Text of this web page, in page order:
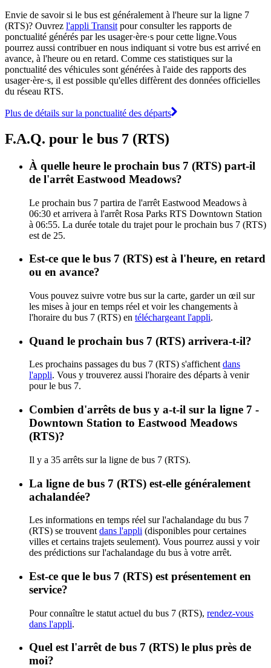
Envie de savoir si le bus est généralement à l'heure sur la ligne 7
(RTS)? Ouvrez l'appli Transit pour consulter les rapports de
ponctualité générés par les usager·ère·s pour cette ligne.Vous
pourrez aussi contribuer en nous indiquant si votre bus est arrivé en
avance, à l'heure ou en retard. Comme ces statistiques sur la
ponctualité des véhicules sont générées à l'aide des rapports des
usager·ère·s, il est possible qu'elles diffèrent des données officielles
du réseau RTS.
Plus de détails sur la ponctualité des départs
F.A.Q. pour le bus 7 (RTS)
À quelle heure le prochain bus 7 (RTS) part-il
de l'arrêt Eastwood Meadows?
Le prochain bus 7 partira de l'arrêt Eastwood Meadows à
06:30 et arrivera à l'arrêt Rosa Parks RTS Downtown Station
à 06:55. La durée totale du trajet pour le prochain bus 7 (RTS)
est de 25.
Est-ce que le bus 7 (RTS) est à l'heure, en retard
ou en avance?
Vous pouvez suivre votre bus sur la carte, garder un œil sur
les mises à jour en temps réel et voir les changements à
l'horaire du bus 7 (RTS) en téléchargeant l'appli.
Quand le prochain bus 7 (RTS) arrivera-t-il?
Les prochains passages du bus 7 (RTS) s'affichent dans
l'appli. Vous y trouverez aussi l'horaire des départs à venir
pour le bus 7.
Combien d'arrêts de bus y a-t-il sur la ligne 7 -
Downtown Station to Eastwood Meadows
(RTS)?
Il y a 35 arrêts sur la ligne de bus 7 (RTS).
La ligne de bus 7 (RTS) est-elle généralement
achalandée?
Les informations en temps réel sur l'achalandage du bus 7
(RTS) se trouvent dans l'appli (disponibles pour certaines
villes et certains trajets seulement). Vous pourrez aussi y voir
des prédictions sur l'achalandage du bus à votre arrêt.
Est-ce que le bus 7 (RTS) est présentement en
service?
Pour connaître le statut actuel du bus 7 (RTS), rendez-vous
dans l'appli.
Quel est l'arrêt de bus 7 (RTS) le plus près de
moi?